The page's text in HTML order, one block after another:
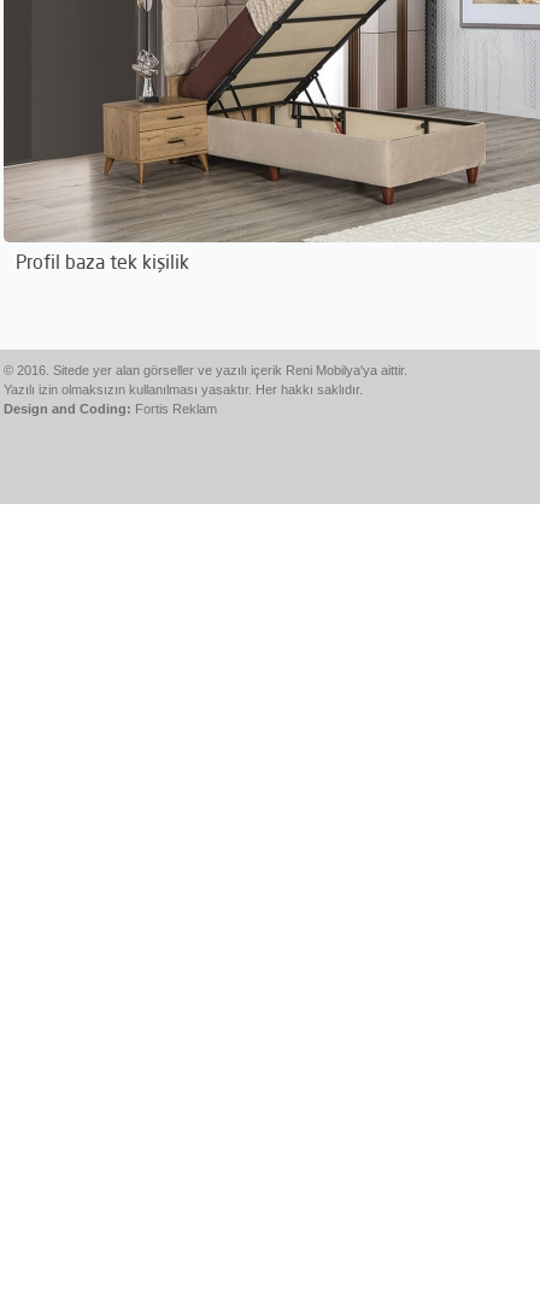
Profil baza tek kişilik
© 2016. Sitede yer alan görseller ve yazılı içerik Reni Mobilya'ya aittir.
Yazılı izin olmaksızın kullanılması yasaktır. Her hakkı saklıdır.
Design and Coding: Fortis Reklam